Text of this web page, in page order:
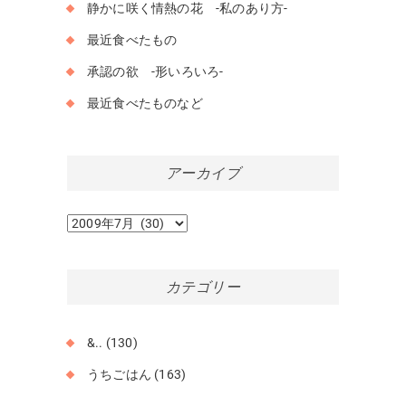
静かに咲く情熱の花 -私のあり方-
最近食べたもの
承認の欲 -形いろいろ-
最近食べたものなど
アーカイブ
ア
カテゴリー
&.. (130)
うちごはん (163)